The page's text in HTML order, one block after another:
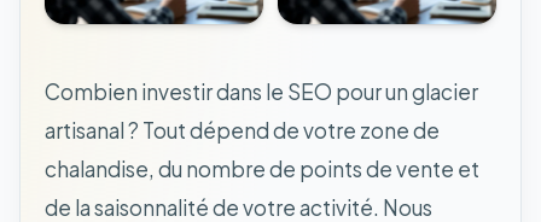
Combien investir dans le SEO pour un glacier
artisanal ? Tout dépend de votre zone de
chalandise, du nombre de points de vente et
de la saisonnalité de votre activité. Nous